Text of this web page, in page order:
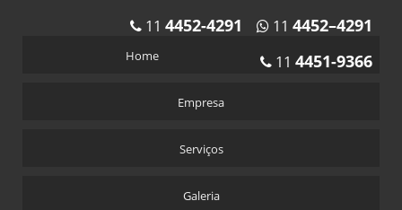
11 4452–4291
11 4452-4291
11 4451-9366
Home
Empresa
Serviços
Galeria